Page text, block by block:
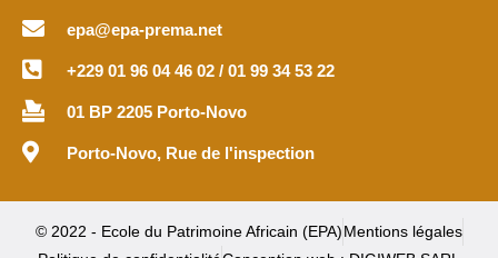
epa@epa-prema.net
+229 01 96 04 46 02 / 01 99 34 53 22
01 BP 2205 Porto-Novo
Porto-Novo, Rue de l'inspection
© 2022 - Ecole du Patrimoine Africain (EPA)Mentions légales